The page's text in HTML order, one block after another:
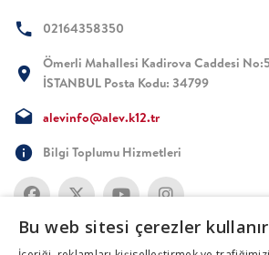
02164358350
Ömerli Mahallesi Kadirova Caddesi
İSTANBUL Posta Kodu: 34799
alevinfo@alev.k12.tr
Bilgi Toplumu Hizmetleri
Bu web sitesi çerezler kullanır